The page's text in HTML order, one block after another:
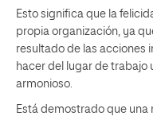
Esto significa que la
propia organización, ya
resultado de las acciones
hacer del lugar de trabajo
armonioso.
Está demostrado que